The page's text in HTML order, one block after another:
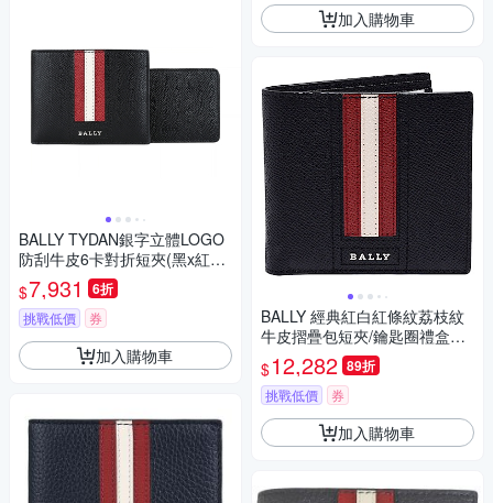
BALLY TYDAN銀字立體LOGO
防刮牛皮6卡對折短夾(黑x紅白
條紋)
$7,931 6折
挑戰低價 券
加入購物車
加入購物車
BALLY 經典紅白紅條紋荔枝紋
牛皮摺疊包短夾/鑰匙圈禮盒組
(黑X紅)
$12,282 89折
挑戰低價 券
加入購物車